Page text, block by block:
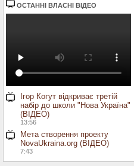
ОСТАННI ВЛАСНI ВIДЕО
Ігор Когут відкриває третій
набір до школи "Нова Україна"
(ВІДЕО)
13:56
Мета створення проекту
NovaUkraina.org (ВІДЕО)
7:43